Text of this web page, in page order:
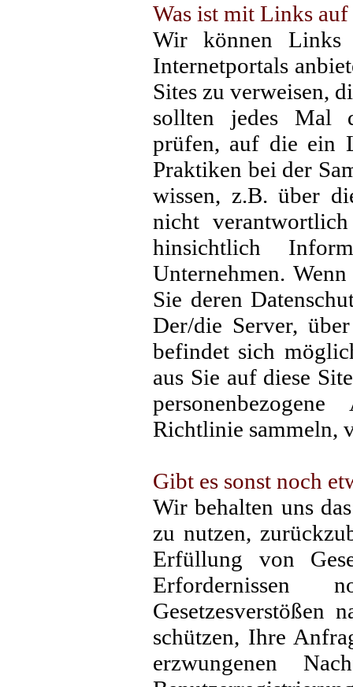
Was ist mit Links auf
Wir können Links
Internetportals
Sites zu verweisen,
sollten jedes Mal
prüfen, auf die ein
Praktiken bei der
wissen, z.B. über
nicht
hinsichtlich
Unternehmen.
Sie deren
Der/die Server,
befindet sich
aus Sie auf diese
Richtlinie sammeln,
Gibt es sonst noch
Wir behalten uns
zu nutzen,
Erfüllung von
Erfordernissen
Gesetzesverstößen
schützen, Ihre
erzwungenen